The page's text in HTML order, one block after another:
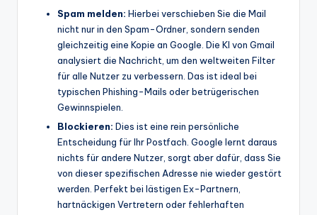
Spam melden: Hierbei verschieben Sie die Mail
nicht nur in den Spam-Ordner, sondern senden
gleichzeitig eine Kopie an Google. Die KI von Gmail
analysiert die Nachricht, um den weltweiten Filter
für alle Nutzer zu verbessern. Das ist ideal bei
typischen Phishing-Mails oder betrügerischen
Gewinnspielen.
Blockieren: Dies ist eine rein persönliche
Entscheidung für Ihr Postfach. Google lernt daraus
nichts für andere Nutzer, sorgt aber dafür, dass Sie
von dieser spezifischen Adresse nie wieder gestört
werden. Perfekt bei lästigen Ex-Partnern,
hartnäckigen Vertretern oder fehlerhaften